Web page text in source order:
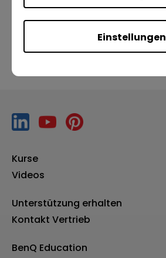
Einstellungen
Nächste
Kurse
Videos
Unterstützung erhalten
Kontakt Vertrieb
BenQ Education